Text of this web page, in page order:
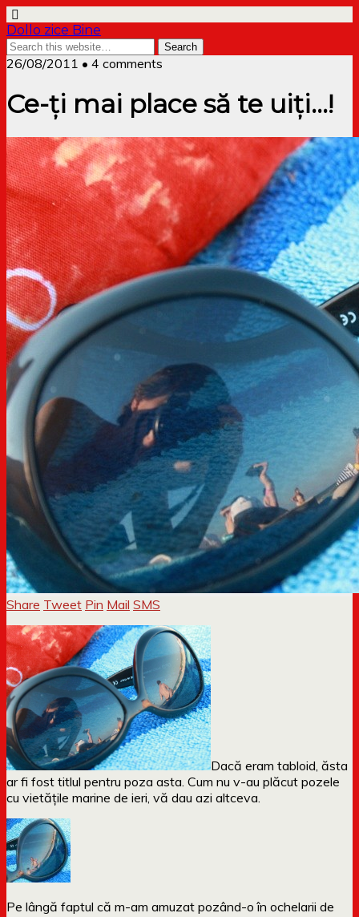
Dollo zice Bine
26/08/2011 • 4 comments
Ce-ți mai place să te uiți…!
Share Tweet Pin Mail SMS
Dacă eram tabloid, ăsta
ar fi fost titlul pentru poza asta. Cum nu v-au plăcut pozele
cu vietățile marine de ieri, vă dau azi altceva.
Pe lângă faptul că m-am amuzat pozând-o în ochelarii de